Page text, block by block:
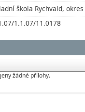
škola Rychvald,
1.1.07/11.0178
žádné přílohy.